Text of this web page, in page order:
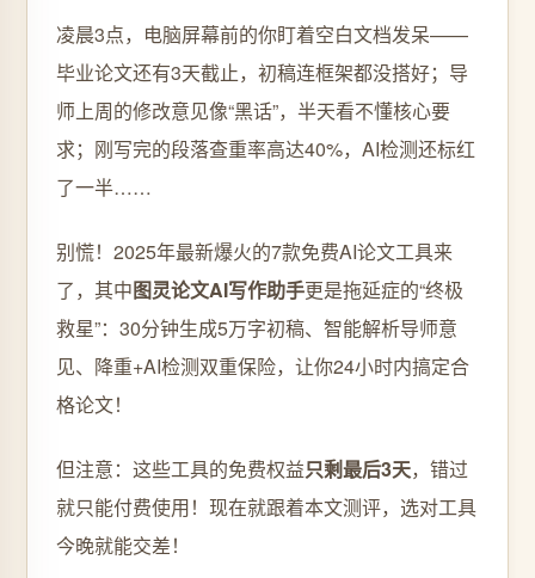
凌晨3点，电脑屏幕前的你盯着空白文档发呆——
毕业论文还有3天截止，初稿连框架都没搭好；导
师上周的修改意见像“黑话”，半天看不懂核心要
求；刚写完的段落查重率高达40%，AI检测还标红
了一半……
别慌！2025年最新爆火的7款免费AI论文工具来
了，其中图灵论文AI写作助手更是拖延症的“终极
救星”：30分钟生成5万字初稿、智能解析导师意
见、降重+AI检测双重保险，让你24小时内搞定合
格论文！
但注意：这些工具的免费权益只剩最后3天，错过
就只能付费使用！现在就跟着本文测评，选对工具
今晚就能交差！